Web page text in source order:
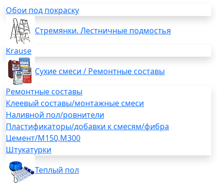
Обои под покраску
Стремянки. Лестничные подмостья
Krause
Сухие смеси / Ремонтные составы
Ремонтные составы
Клеевый составы/монтажные смеси
Наливной пол/ровнители
Пластификаторы/добавки к смесям/фибра
Цемент/М150,М300
Штукатурки
Теплый пол